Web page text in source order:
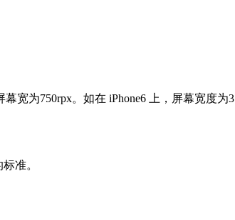
宽为750rpx。如在 iPhone6 上，屏幕宽度
准。